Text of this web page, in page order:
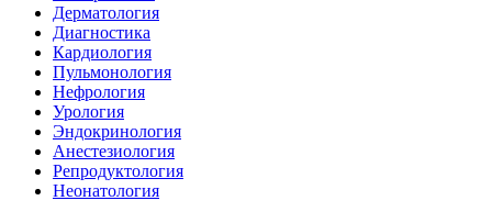
Дерматология
Диагностика
Кардиология
Пульмонология
Нефрология
Урология
Эндокринология
Анестезиология
Репродуктология
Неонатология